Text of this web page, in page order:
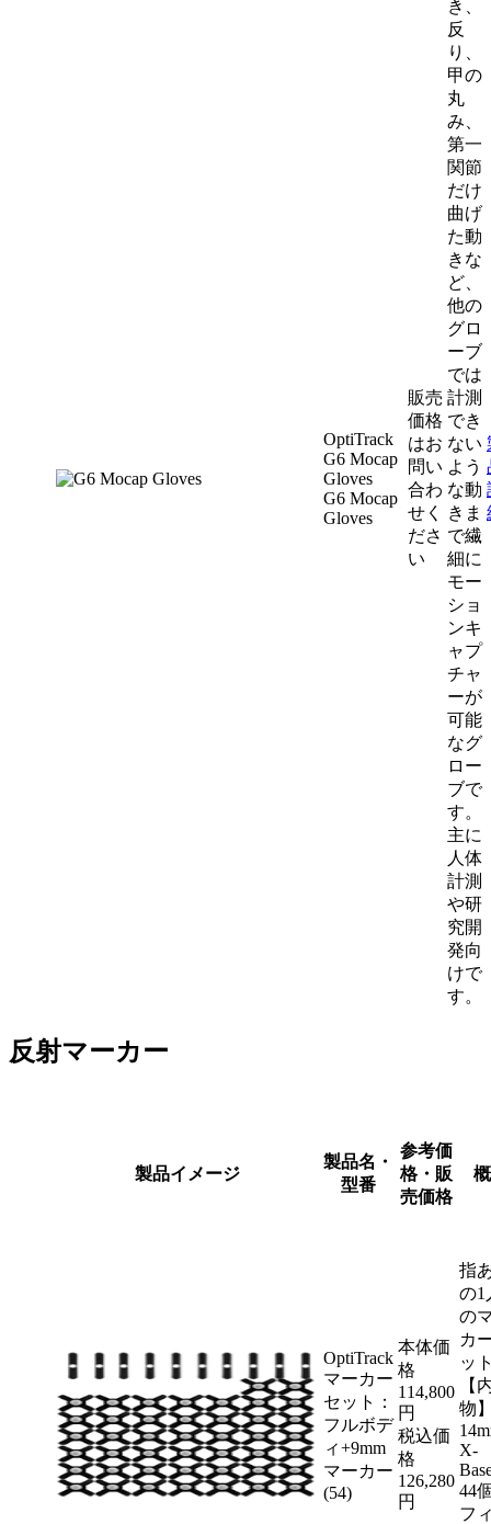
OptiTrack
G6 Mocap
Gloves
G6 Mocap
Gloves
販売
価格
はお
問い
合わ
せく
ださ
い
き、
反
り、
甲の
丸
み、
第一
関節
だけ
曲げ
た動
きな
ど、
他の
グロ
ーブ
では
計測
でき
ない
よう
な動
きま
で繊
細に
モー
ショ
ンキ
ャプ
チャ
ーが
可能
なグ
ロー
ブで
す。
主に
人体
計測
や研
究開
発向
けで
す。
反射マーカー
製品イメージ
製品名・
型番
参考価
格・販
売価格
OptiTrack
マーカー
セット：
フルボデ
ィ+9mm
マーカー
(54)
本体価
格
114,800
円
税込価
格
126,280
円
指
の1
の
カ
ッ
【
物
X-
44
フ